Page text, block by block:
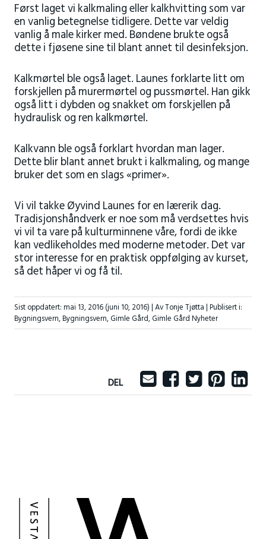
Først laget vi kalkmaling eller kalkhvitting som var
en vanlig betegnelse tidligere. Dette var veldig
vanlig å male kirker med. Bøndene brukte også
dette i fjøsene sine til blant annet til desinfeksjon.
Kalkmørtel ble også laget. Launes forklarte litt om
forskjellen på murermørtel og pussmørtel. Han gikk
også litt i dybden og snakket om forskjellen på
hydraulisk og ren kalkmørtel.
Kalkvann ble også forklart hvordan man lager.
Dette blir blant annet brukt i kalkmaling, og mange
bruker det som en slags «primer».
Vi vil takke Øyvind Launes for en lærerik dag.
Tradisjonshåndverk er noe som må verdsettes hvis
vi vil ta vare på kulturminnene våre, fordi de ikke
kan vedlikeholdes med moderne metoder. Det var
stor interesse for en praktisk oppfølging av kurset,
så det håper vi og få til.
Sist oppdatert:mai 13, 2016(juni 10, 2016)| Av Tonje Tjøtta |Publisert i:
Bygningsvern,Bygningsvern,Gimle Gård,Gimle Gård Nyheter
DEL